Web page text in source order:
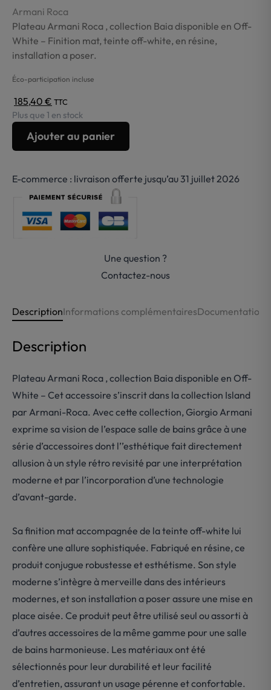
Armani Roca
Plateau Armani Roca , collection Baia disponible en Off-
White – Finition mat, teinte off-white, en résine,
installation a poser.
Éco-participation incluse
185,40 € TTC
Plus que 1 en stock
quantité
off-
résine
Armani
Roca-
Ajouter au panier
E-commerce : livraison offerte jusqu’au 31 juillet 2026
Une question ?
Contactez-nous
DescriptionInformations complémentairesDocumentations
Description
Plateau Armani Roca , collection Baia disponible en Off-
White – Cet accessoire s’inscrit dans la collection Island
par Armani-Roca. Avec cette collection, Giorgio Armani
exprime sa vision de l’espace salle de bains grâce à une
série d’accessoires dont l’’esthétique fait directement
allusion à un style rétro revisité par une interprétation
moderne et par l’incorporation d’une technologie
d’avant-garde.
Sa finition mat accompagnée de la teinte off-white lui
confère une allure sophistiquée. Fabriqué en résine, ce
produit conjugue robustesse et esthétisme. Son style
moderne s’intègre à merveille dans des intérieurs
modernes, et son installation a poser assure une mise en
place aisée. Ce produit peut être utilisé seul ou assorti à
d’autres accessoires de la même gamme pour une salle
de bains harmonieuse. Les matériaux ont été
sélectionnés pour leur durabilité et leur facilité
d’entretien, assurant un usage pérenne et confortable.